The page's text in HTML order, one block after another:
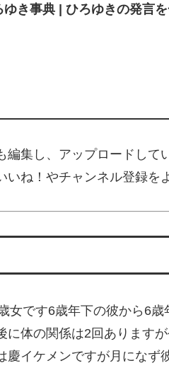
ゆき事典 | ひろゆきの発言
集し、アップロードして
ね！やチャンネル登録を
女です6歳年下の彼から6
に体の関係は2回あります
慶イケメンですが月になず